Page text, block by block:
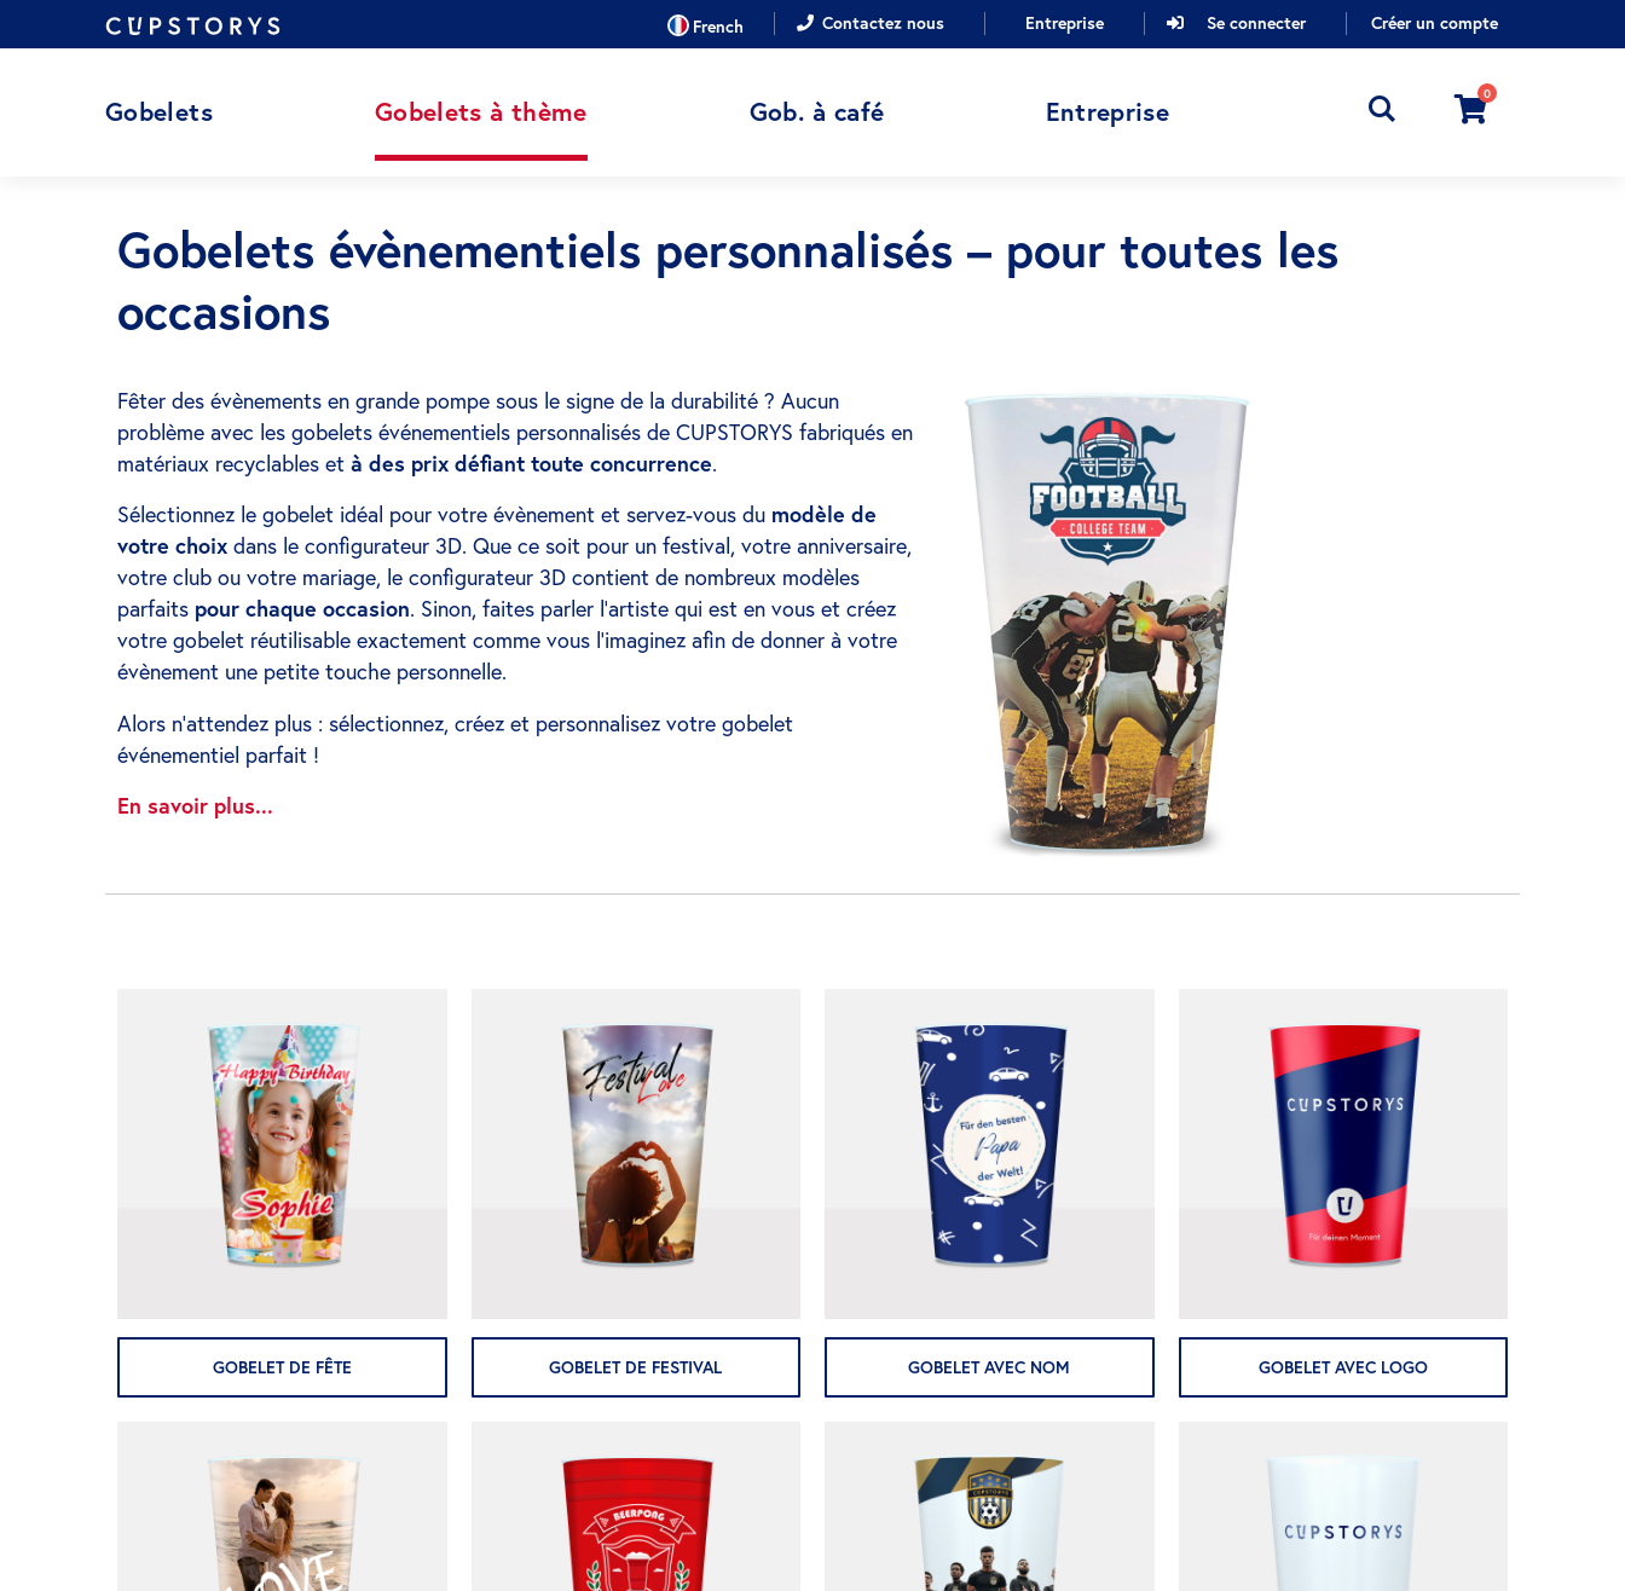
Aller
au
LANGUEFrench Contactez nous Entreprise Se connecter Créer un compte
Cart
0
Gobelets Gobelets à thème Gob. à café Entreprise
Gobelets évènementiels personnalisés – pour toutes les
occasions
Fêter des évènements en grande pompe sous le signe de la durabilité ? Aucun
problème avec les gobelets événementiels personnalisés de CUPSTORYS fabriqués en
matériaux recyclables et à des prix défiant toute concurrence.
Sélectionnez le gobelet idéal pour votre évènement et servez-vous du modèle de
votre choix dans le configurateur 3D. Que ce soit pour un festival, votre anniversaire,
votre club ou votre mariage, le configurateur 3D contient de nombreux modèles
parfaits pour chaque occasion. Sinon, faites parler l’artiste qui est en vous et créez
votre gobelet réutilisable exactement comme vous l’imaginez afin de donner à votre
évènement une petite touche personnelle.
Alors n’attendez plus : sélectionnez, créez et personnalisez votre gobelet
événementiel parfait !
En savoir plus...
GOBELET DE FÊTE GOBELET DE FESTIVAL GOBELET AVEC NOM GOBELET AVEC LOGO